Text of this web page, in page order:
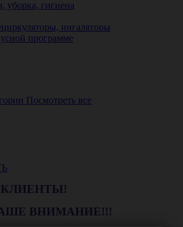
уборка, гигиена
ингаляторы
программе
Посмотреть все
ВНИМАНИЕ!!!